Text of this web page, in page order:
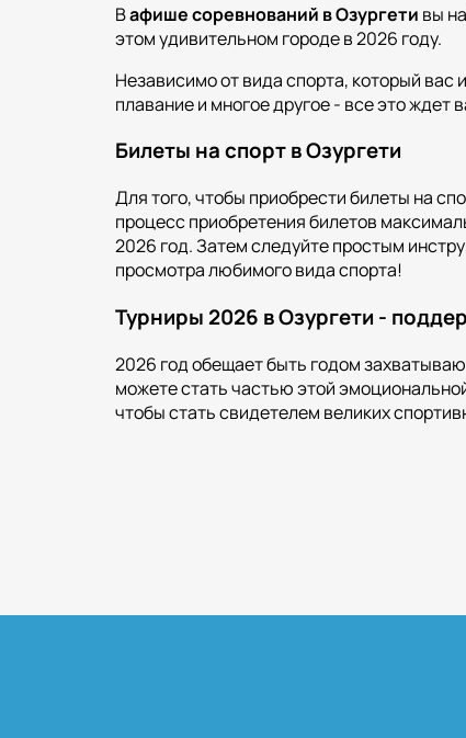
Вафише соревнований вОзургети вы
этом удивительном городе в 2026 году.
Независимо от вида спорта, который вас
плавание и многое другое - все это ждет
Билеты на спорт в Озургети
Для того, чтобы приобрести билеты на
процесс приобретения билетов
2026 год. Затем следуйте простым
просмотра любимого вида спорта!
Турниры 2026 в Озургети -
2026 год обещает быть годом
можете стать частью этой
чтобы стать свидетелем великих